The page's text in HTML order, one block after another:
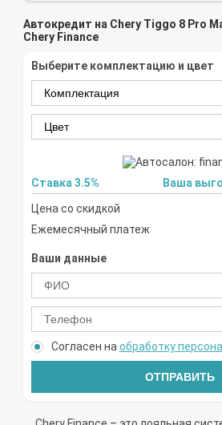
Автокредит на Chery Tiggo 8 Pro
Chery Finance
Выберите комплектацию и цвет
Ставка 3.5%
Ваша
Цена со скидкой
Ежемесячный платеж
Ваши данные
Согласен наобработку
ОТПРАВИТЬ